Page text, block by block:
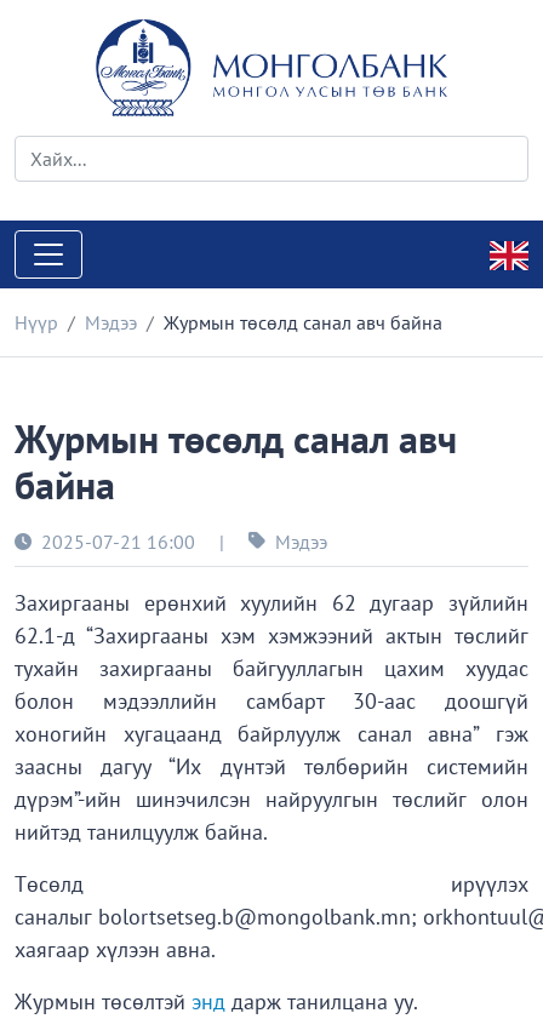
Нүүр Мэдээ Журмын төсөлд санал авч байна
Журмын төсөлд санал авч
байна
2025-07-21 16:00 | Мэдээ
Захиргааны ерөнхий хуулийн 62 дугаар зүйлийн
62.1-д “Захиргааны хэм хэмжээний актын төслийг
тухайн захиргааны байгууллагын цахим хуудас
болон мэдээллийн самбарт 30-аас доошгүй
хоногийн хугацаанд байрлуулж санал авна” гэж
заасны дагуу “Их дүнтэй төлбөрийн системийн
дүрэм”-ийн шинэчилсэн найруулгын төслийг олон
нийтэд танилцуулж байна.
Төсөлд ирүүлэх
саналыг bolortsetseg.b@mongolbank.mn;
хаягаар хүлээн авна.
Журмын төсөлтэй энд дарж танилцана уу.